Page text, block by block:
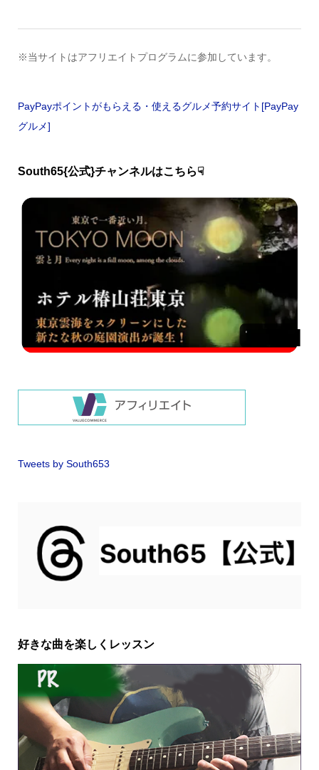
※当サイトはアフリエイトプログラムに参加しています。
PayPayポイントがもらえる・使えるグルメ予約サイト[PayPay
グルメ]
South65{公式}チャンネルはこちら☟
Tweets by South653
好きな曲を楽しくレッスン